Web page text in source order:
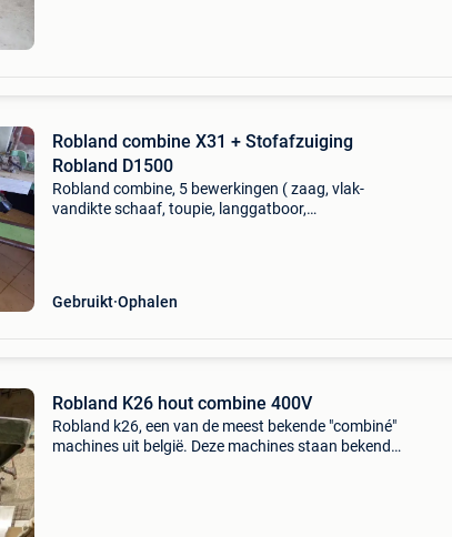
Robland combine X31 + Stofafzuiging
Robland D1500
Robland combine, 5 bewerkingen ( zaag, vlak-
vandikte schaaf, toupie, langgatboor,
Gebruikt Ophalen
Robland K26 hout combine 400V
Robland k26, een van de meest bekende "combiné"
machines uit belgië. Deze machines staan bekend